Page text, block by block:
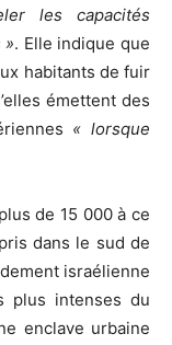
les capacités
». Elle indique que
habitants de fuir
émettent des
« lorsque
de 15 000 à ce
dans le sud de
israélienne
plus intenses du
enclave urbaine